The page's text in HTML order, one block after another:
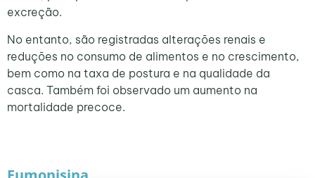
excreção.
No entanto, são registradas alterações renais e
reduções no consumo de alimentos e no crescimento,
bem como na taxa de postura e na qualidade da
casca. Também foi observado um aumento na
mortalidade precoce.